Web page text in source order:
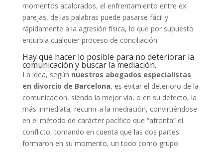
momentos acalorados, el enfrentamiento entre ex
parejas, de las palabras puede pasarse fácil y
rápidamente a la agresión física, lo que por supuesto
enturbia cualquier proceso de conciliación.
Hay que hacer lo posible para no deteriorar la
comunicación y buscar la mediación.
La idea, según nuestros abogados especialistas
en divorcio de Barcelona, es evitar el deterioro de la
comunicación, siendo la mejor vía, o en su defecto, la
más inmediata, recurrir a la mediación, convirtiéndose
en el método de carácter pacífico que “afronta” el
conflicto, tomando en cuenta que las dos partes
formaron en su momento, un todo como grupo